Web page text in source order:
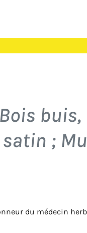
;
du médecin